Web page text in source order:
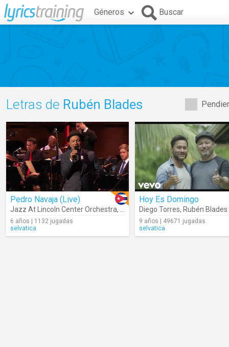
Géneros Buscar
Letras de Rubén Blades
Pedro Navaja (Live)
Jazz At Lincoln Center Orchestra, Wynton Marsalis,Rubén Blades
6 años | 1132 jugadas
selvatica
Hoy Es Domingo
Diego Torres, Rubén Blades
9 años | 49671 jugadas
selvatica